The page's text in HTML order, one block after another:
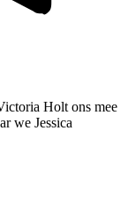
Holt ons mee
we Jessica